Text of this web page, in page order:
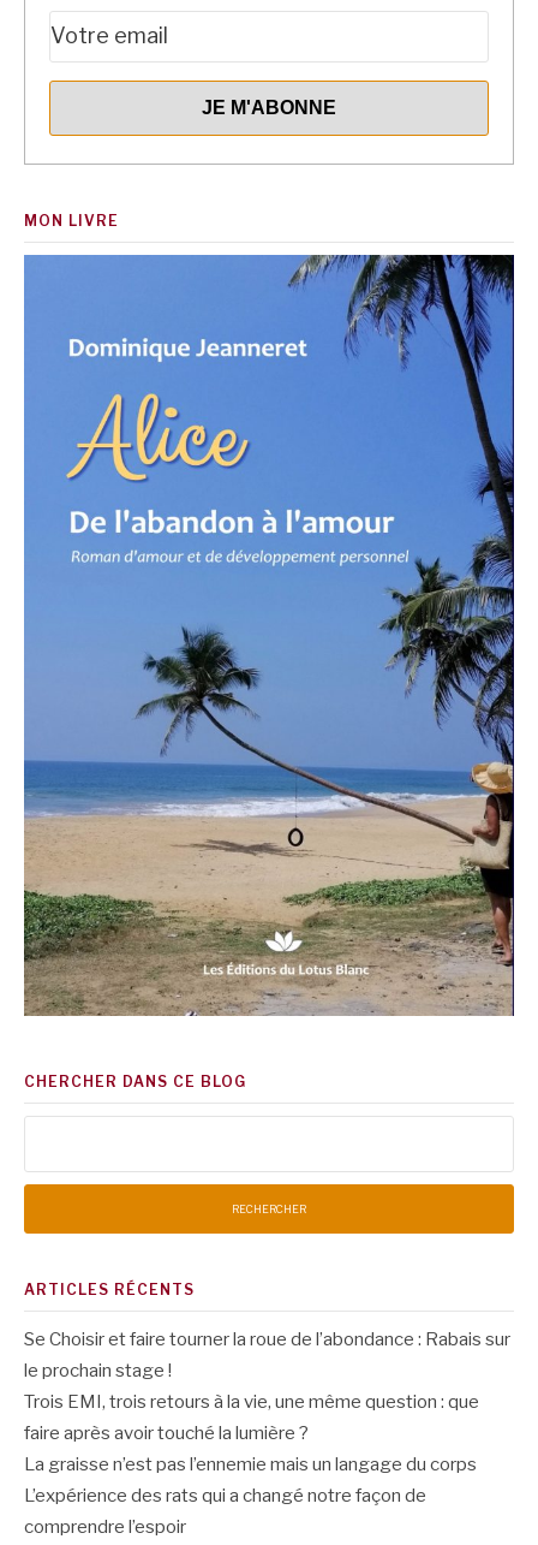
MON LIVRE
CHERCHER DANS CE BLOG
ARTICLES RÉCENTS
Se Choisir et faire tourner la roue de l’abondance : Rabais sur
le prochain stage !
Trois EMI, trois retours à la vie, une même question : que
faire après avoir touché la lumière ?
La graisse n’est pas l’ennemie mais un langage du corps
L’expérience des rats qui a changé notre façon de
comprendre l’espoir